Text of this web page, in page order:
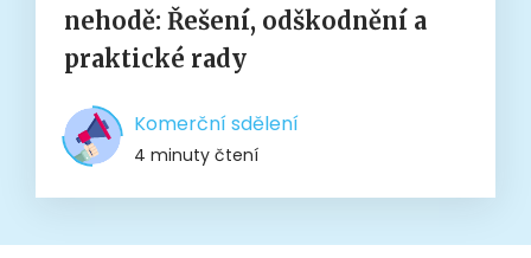
nehodě: Řešení, odškodnění a
praktické rady
Komerční sdělení
4 minuty čtení